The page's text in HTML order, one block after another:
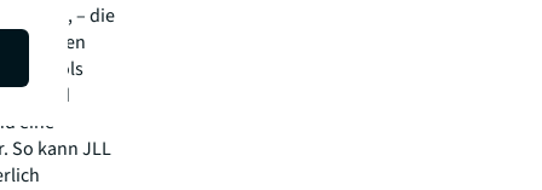
– die
liegen
Tools
und
eine
So kann JLL